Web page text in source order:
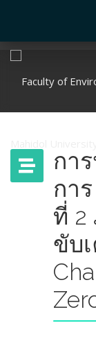
กา
กา
ที่ 2
ขับ